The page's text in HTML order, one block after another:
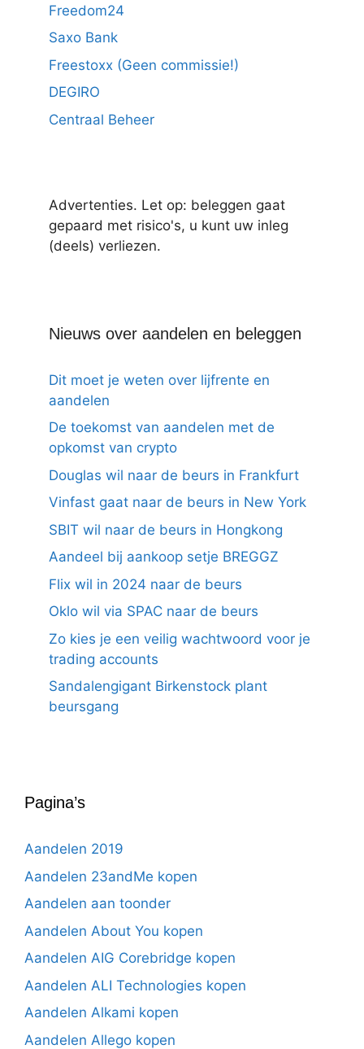
Freedom24
Saxo Bank
Freestoxx (Geen commissie!)
DEGIRO
Centraal Beheer
Advertenties. Let op: beleggen gaat
gepaard met risico's, u kunt uw inleg
(deels) verliezen.
Nieuws over aandelen en beleggen
Dit moet je weten over lijfrente en
aandelen
De toekomst van aandelen met de
opkomst van crypto
Douglas wil naar de beurs in Frankfurt
Vinfast gaat naar de beurs in New York
SBIT wil naar de beurs in Hongkong
Aandeel bij aankoop setje BREGGZ
Flix wil in 2024 naar de beurs
Oklo wil via SPAC naar de beurs
Zo kies je een veilig wachtwoord voor je
trading accounts
Sandalengigant Birkenstock plant
beursgang
Pagina’s
Aandelen 2019
Aandelen 23andMe kopen
Aandelen aan toonder
Aandelen About You kopen
Aandelen AIG Corebridge kopen
Aandelen ALI Technologies kopen
Aandelen Alkami kopen
Aandelen Allego kopen